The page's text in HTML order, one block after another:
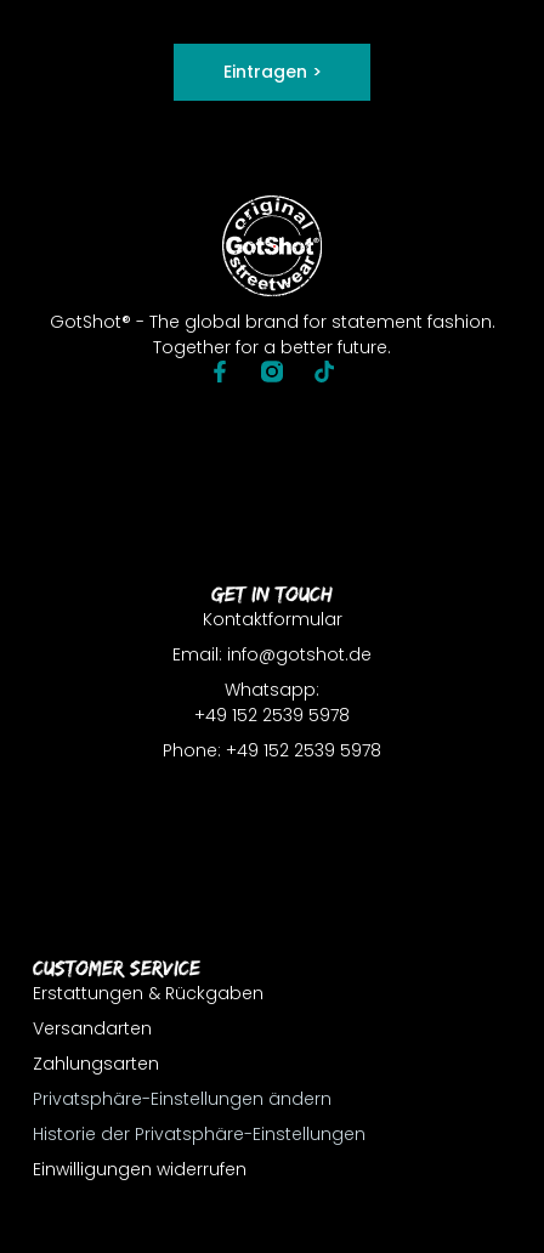
GotShot® - The global brand for statement fashion.
Together for a better future.
Customer Service
Erstattungen & Rückgaben
Versandarten
Zahlungsarten
Privatsphäre-Einstellungen ändern
Historie der Privatsphäre-Einstellungen
Einwilligungen widerrufen
Get In Touch
Kontaktformular
Email: info@gotshot.de
Whatsapp:
+49 152 2539 5978
Phone: +49 152 2539 5978
Eintragen >